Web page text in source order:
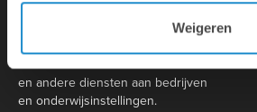
Weigeren
Lab9 is de grootste Apple Premium
Partner met 31 winkels in België.
Daarnaast biedt het moederbedrijf
Lab9 Pro een brede waaier aan IT-
en andere diensten aan bedrijven
en onderwijsinstellingen.